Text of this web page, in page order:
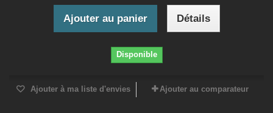
Ajouter au panier Détails
Disponible
Ajouter à ma liste d'envies Ajouter au comparateur